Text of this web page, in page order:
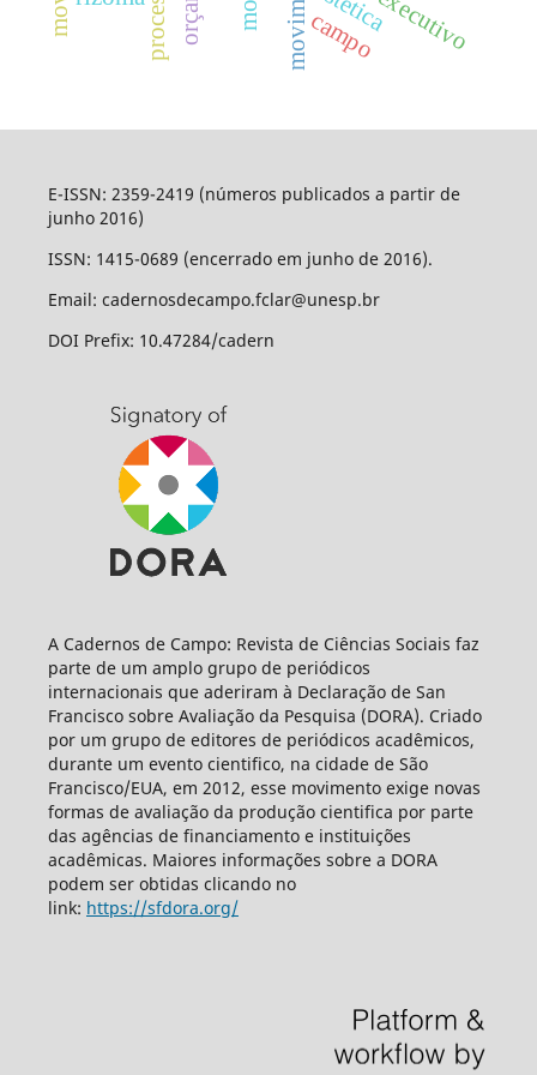
campo
E-ISSN: 2359-2419 (números publicados a partir de
junho 2016)
ISSN: 1415-0689 (encerrado em junho de 2016).
Email: cadernosdecampo.fclar@unesp.br
DOI Prefix: 10.47284/cadern
A Cadernos de Campo: Revista de Ciências Sociais faz
parte de um amplo grupo de periódicos
internacionais que aderiram à Declaração de San
Francisco sobre Avaliação da Pesquisa (DORA). Criado
por um grupo de editores de periódicos acadêmicos,
durante um evento cientifico, na cidade de São
Francisco/EUA, em 2012, esse movimento exige novas
formas de avaliação da produção cientifica por parte
das agências de financiamento e instituições
acadêmicas. Maiores informações sobre a DORA
podem ser obtidas clicando no
link: https://sfdora.org/